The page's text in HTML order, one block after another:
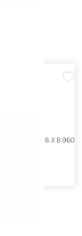
Ш 800 X Г 318 X В 960